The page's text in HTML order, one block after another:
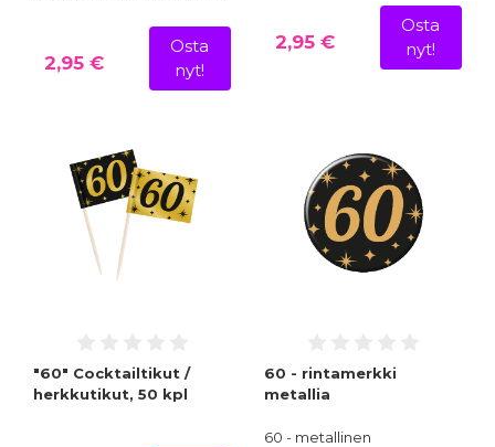
2,95 €
Osta
nyt!
2,95 €
Osta
nyt!
"60" Cocktailtikut /
herkkutikut, 50 kpl
60 - rintamerkki
metallia
60 - metallinen